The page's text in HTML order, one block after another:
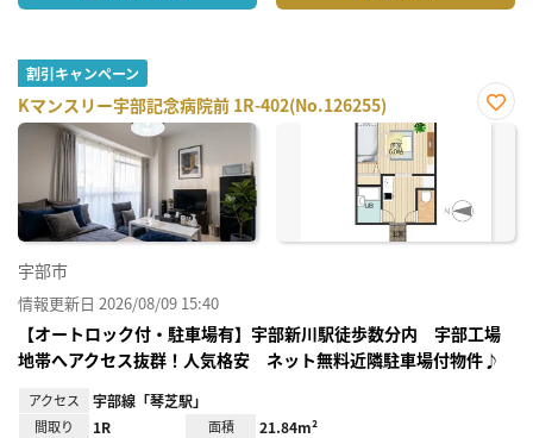
割引キャンペーン
Kマンスリー宇部記念病院前 1R-402(No.126255)
お気
宇部市
情報更新日 2026/08/09 15:40
【オートロック付・駐車場有】宇部新川駅徒歩数分内 宇部工場
地帯へアクセス抜群！人気格安 ネット無料近隣駐車場付物件♪
アクセス 宇部線「琴芝駅」
間取り 1R 面積 21.84m²